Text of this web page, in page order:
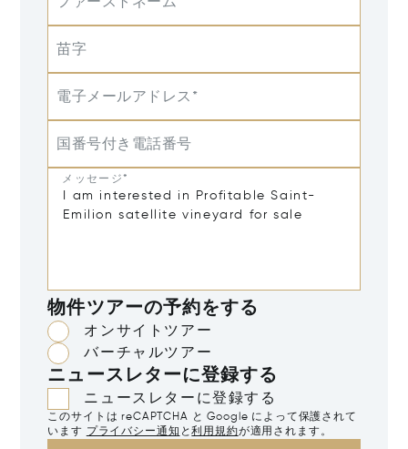
苗字
電子メールアドレス*
国番号付き電話番号
メッセージ*
物件ツアーの予約をする
オンサイトツアー
バーチャルツアー
ニュースレターに登録する
ニュースレターに登録する
このサイトは reCAPTCHA と Google によって保護されて
います プライバシー通知 と利用規約が適用されます。